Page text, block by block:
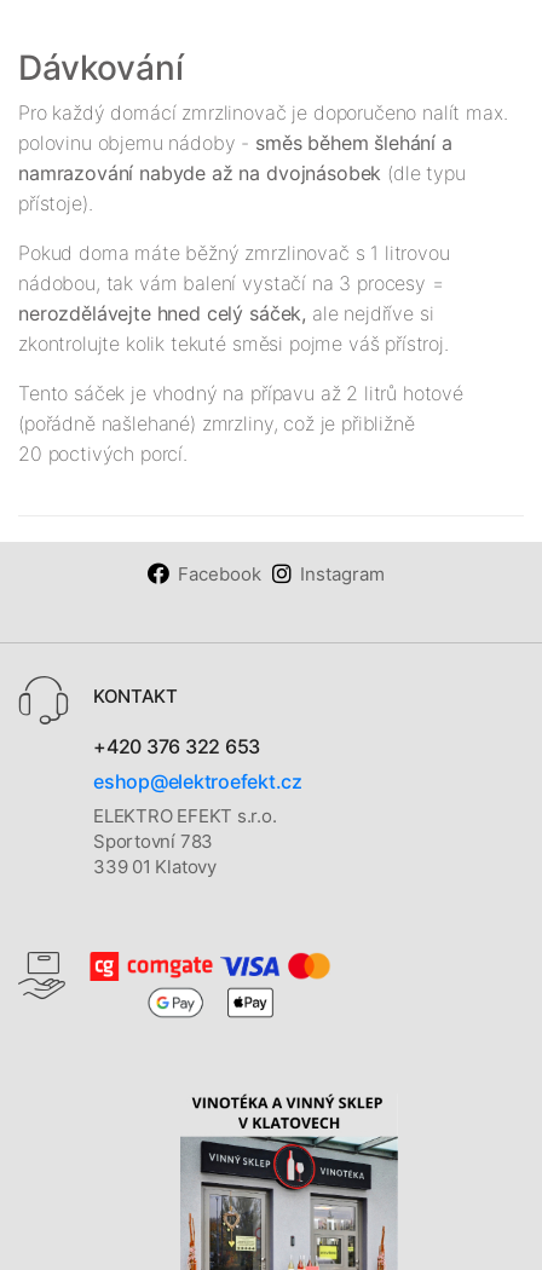
Dávkování
Pro každý domácí zmrzlinovač je doporučeno nalít max.
polovinu objemu nádoby - směs během šlehání a
namrazování nabyde až na dvojnásobek (dle typu
přístoje).
Pokud doma máte běžný zmrzlinovač s 1 litrovou
nádobou, tak vám balení vystačí na 3 procesy =
nerozdělávejte hned celý sáček, ale nejdříve si
zkontrolujte kolik tekuté směsi pojme váš přístroj.
Tento sáček je vhodný na přípavu až 2 litrů hotové
(pořádně našlehané) zmrzliny, což je přibližně
20 poctivých porcí.
Facebook Instagram
KONTAKT
+420 376 322 653
eshop@elektroefekt.cz
ELEKTRO EFEKT s.r.o.
Sportovní 783
339 01 Klatovy